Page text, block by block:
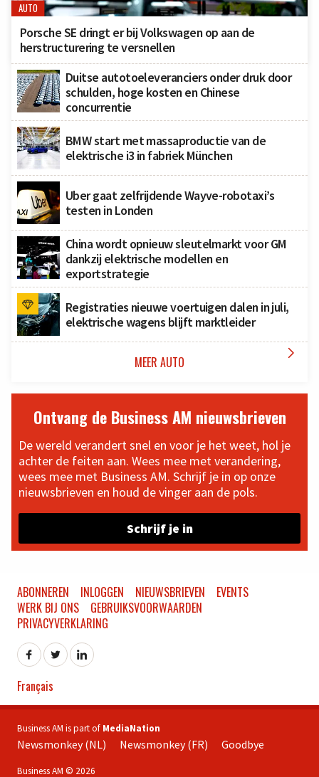
AUTO
Porsche SE dringt er bij Volkswagen op aan de
herstructurering te versnellen
Duitse autotoeleveranciers onder druk door
schulden, hoge kosten en Chinese
concurrentie
BMW start met massaproductie van de
elektrische i3 in fabriek München
Uber gaat zelfrijdende Wayve-robotaxi’s
testen in Londen
China wordt opnieuw sleutelmarkt voor GM
dankzij elektrische modellen en
exportstrategie
Registraties nieuwe voertuigen dalen in juli,
elektrische wagens blijft marktleider
MEER AUTO 
Ontvang de Business AM nieuwsbrieven
De wereld verandert snel en voor je het weet, hol je
achter de feiten aan. Wees mee met verandering,
wees mee met Business AM. Schrijf je in op onze
nieuwsbrieven en houd de vinger aan de pols.
Schrijf je in
ABONNEREN INLOGGEN NIEUWSBRIEVEN
EVENTS
WERK BIJ ONS
GEBRUIKSVOORWAARDEN
PRIVACYVERKLARING
Français
Business AM is part of MediaNation
Newsmonkey (NL) Newsmonkey (FR) Goodbye
Business AM © 2026